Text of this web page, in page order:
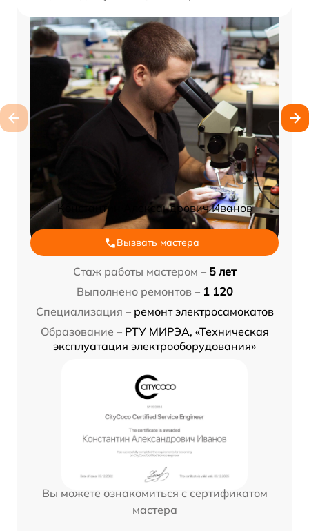
Константин Александрович Иванов
Вызвать мастера
Стаж работы мастером – 5 лет
Выполнено ремонтов – 1 120
Специализация – ремонт электросамокатов
Образование – РТУ МИРЭА, «Техническая
эксплуатация электрооборудования»
Вы можете ознакомиться с сертификатом
мастера